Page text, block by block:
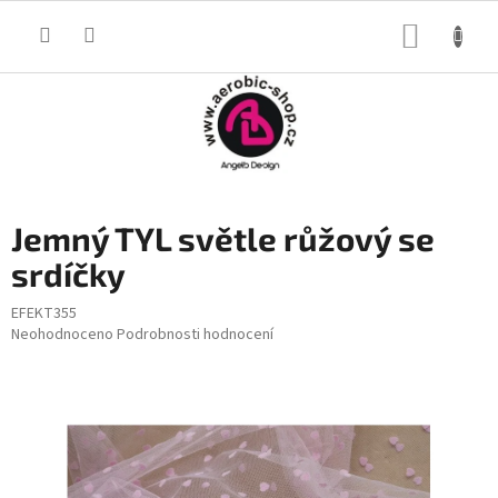
Jemný TYL světle růžový se
srdíčky
EFEKT355
Průměrné
hvězdiček.
Neohodnoceno Podrobnosti hodnocení